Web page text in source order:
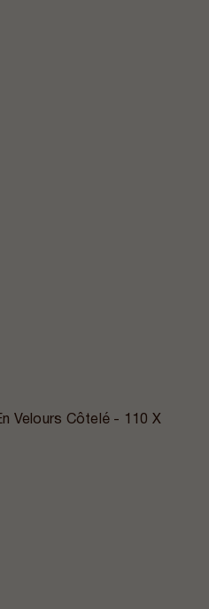
Velours Côtelé - 110 X